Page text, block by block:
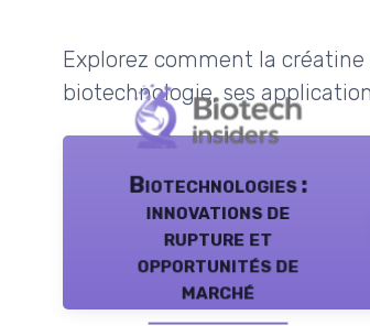
Explorez comment la
biotechnologie, ses
Biotechnologies :
innovations de
rupture et
opportunités de
marché